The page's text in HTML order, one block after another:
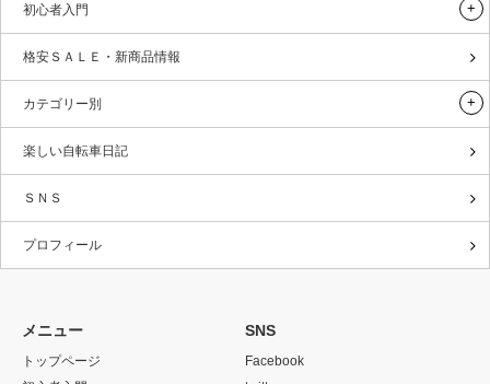
初心者入門
格安ＳＡＬＥ・新商品情報
カテゴリー別
楽しい自転車日記
ＳＮＳ
プロフィール
メニュー
トップページ
SNS
Facebook